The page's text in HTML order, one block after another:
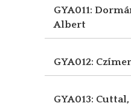
GYA011:
Albert
GYA012:
GYA013: Cuttal,